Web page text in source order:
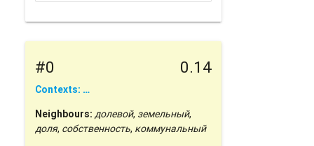
#0 0.14
Contexts: …
Neighbours: долевой, земельный,
доля, собственность, коммунальный